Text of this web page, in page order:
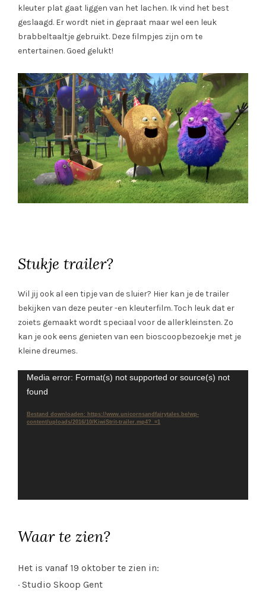
kleuter plat gaat liggen van het lachen. Ik vind het best
geslaagd. Er wordt niet in gepraat maar wel een leuk
brabbeltaaltje gebruikt. Deze filmpjes zijn om te
entertainen. Goed gelukt!
Stukje trailer?
Wil jij ook al een tipje van de sluier? Hier kan je de trailer
bekijken van deze peuter -en kleuterfilm. Toch leuk dat er
zoiets gemaakt wordt speciaal voor de allerkleinsten. Zo
kan je ook eens genieten van een bioscoopbezoekje met je
kleine dreumes.
Videospeler
Media error: Format(s) not supported or source(s) not
found
Bestand downloaden: https://www.unicornsandfairytales.be/wp-
content/uploads/2016/10/KiwiStrit-trailer.mp4?_=1
Waar te zien?
Het is vanaf 19 oktober te zien in:
· Studio Skoop Gent